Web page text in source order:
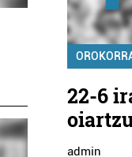
22-6
admin